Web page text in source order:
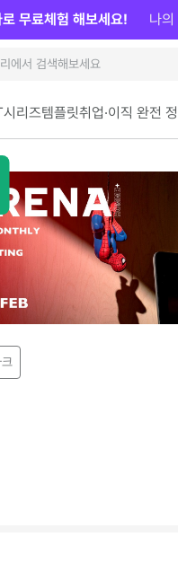
시리즈템플릿취업·이직 완전
무료체험 해보세요! 나